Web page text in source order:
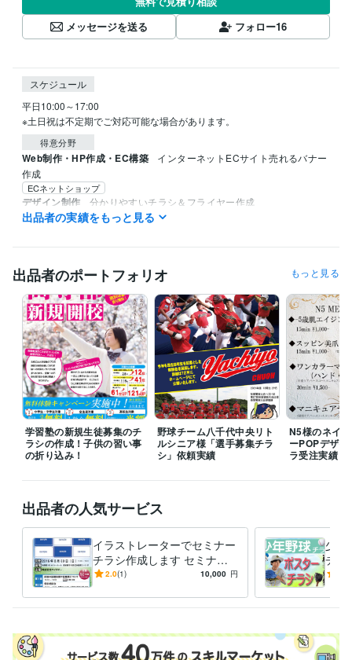
メッセージを送る
フォロー16
スケジュール
平日10:00～17:00
※土日祝は不定期でご対応可能な場合があります。
得意分野
Web制作・HP作成・EC構築
インターネットECサイト売れるバナー
作成
ECネットショップ
デザイン制作 分かりやすいチラシ＆フライヤー作成
チラシやフライヤー
出品者の実績をもっと見る
出品者のポートフォリオ もっと見る
学習塾の新規生徒募集のチ
ラシの作成！子供の習い事
の折り込み！
野球チーム八千代中央リト
ルシニア様「選手募集チラ
シ」依頼実績
N5様のネイ
ーPOPデザ
ラ受注実績
出品者の人気サービス
イラストレーターでセミナー
チラシ作成します セミナー
や講演会、講習会用のチラシ
2.0(1) 10,000 円
少年
チラ
ココ
ラシ